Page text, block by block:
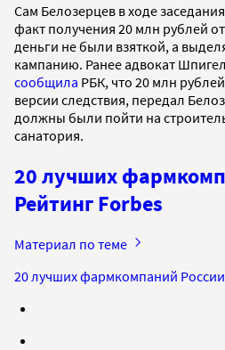
Сам Белозерцев в ходе
факт получения 20 млн рублей
деньги не были взяткой, а
кампанию. Ранее адвокат
сообщила РБК, что 20 млн
версии следствия, передал
должны были пойти на
санатория.
20 лучших
Рейтинг Forbes
Материал по теме
20 лучших фармкомпаний